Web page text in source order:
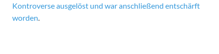
Kontroverse ausgelöst und war anschließend entschärft
worden